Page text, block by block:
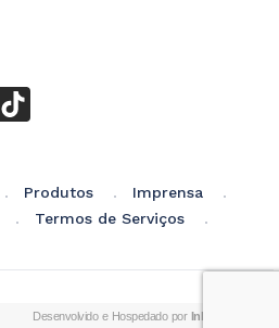
Produtos
Imprensa
Termos de Serviços
Desenvolvido e Hospedado por InkID